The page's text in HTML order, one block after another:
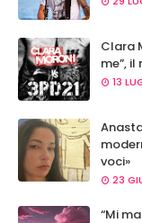
Clara
me”, il
13
voci»
23
“Mi